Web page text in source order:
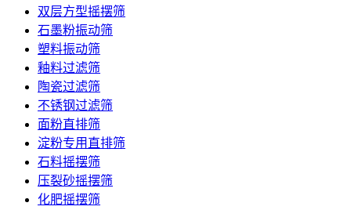
双层方型摇摆筛
石墨粉振动筛
塑料振动筛
釉料过滤筛
陶瓷过滤筛
不锈钢过滤筛
面粉直排筛
淀粉专用直排筛
石料摇摆筛
压裂砂摇摆筛
化肥摇摆筛